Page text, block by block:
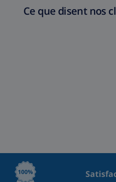
Ce que disent nos